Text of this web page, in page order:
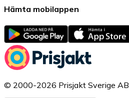
Hämta mobilappen
© 2000-2026 Prisjakt Sverige AB